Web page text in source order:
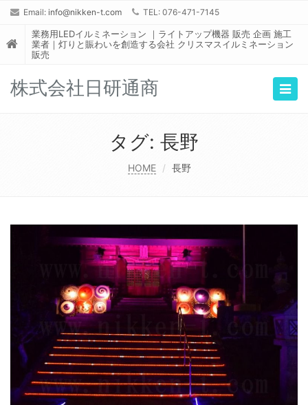
Email: info@nikken-t.com TEL: 076-471-7145
業務用LEDイルミネーション ｜ライトアップ機器 販売 企画 施工
業者｜灯りと賑わいを創造する会社 クリスマスイルミネーション
販売
株式会社日研通商
タグ: 長野
HOME 長野